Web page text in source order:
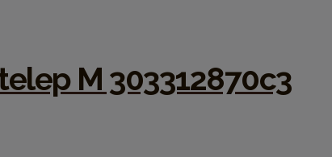
M 303312870c3